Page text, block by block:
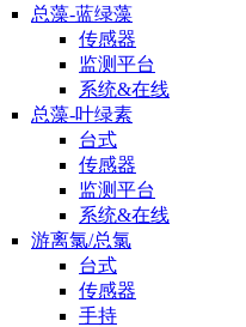
总藻-蓝绿藻
传感器
监测平台
系统&在线
总藻-叶绿素
台式
传感器
监测平台
系统&在线
游离氯/总氯
台式
传感器
手持